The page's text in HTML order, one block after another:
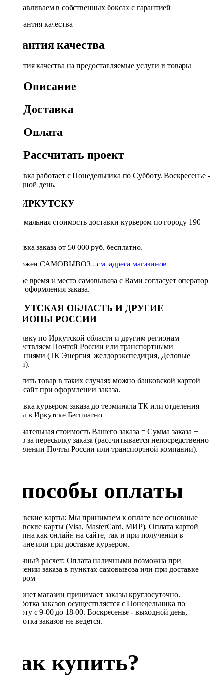
Устанавливаем в собственных боксах с гарантией
Гарантия качества
Гарантия качества на предоставляемые услуги и товары
Описание
Доставка
Оплата
Рассчитать проект
Доставка работает с Понедельника по Субботу. Воскресенье -
выходной день.
ПО ИРКУТСКУ
Минимальная стоимость доставки курьером по городу 190
Доставка заказа от 50 000 руб. бесплатно.
Возможен САМОВЫВОЗ - см. адреса магазинов.
Точное время и место самовывоза с Вами согласует оператор
после оформления заказа.
ИРКУТСКАЯ ОБЛАСТЬ И ДРУГИЕ
РЕГИОНЫ РОССИИ
Отправку по Иркутской области и другим регионам
осуществляем Почтой России или транспортными
компаниями (ТК Энергия, желдорэкспедиция, Деловые
линии).
Оплатить товар в таких случаях можно банковской картой
через сайт при оформлении заказа.
Доставка курьером заказа до терминала ТК или отделения
Почты в Иркутске Бесплатно.
Окончательная стоимость Вашего заказа = Сумма заказа +
Тариф за пересылку заказа (рассчитывается непосредственно
в отделении Почты России или транспортной компании).
Способы оплаты
Банковские карты: Мы принимаем к оплате все основные
банковские карты (Visa, MasterCard, МИР). Оплата картой
доступна как онлайн на сайте, так и при получении в
магазине или при доставке курьером.
Наличный расчет: Оплата наличными возможна при
получении заказа в пунктах самовывоза или при доставке
курьером.
Интернет магазин принимает заказы круглосуточно.
Обработка заказов осуществляется с Понедельника по
Субботу с 9-00 до 18-00. Воскресенье - выходной день,
обработка заказов не ведется.
Как купить?